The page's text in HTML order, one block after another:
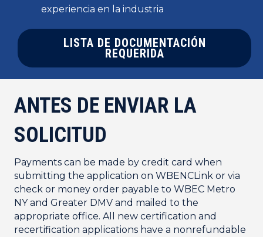
experiencia en la industria
LISTA DE DOCUMENTACIÓN
REQUERIDA
ANTES DE ENVIAR LA
SOLICITUD
Payments can be made by credit card when
submitting the application on WBENCLink or via
check or money order payable to WBEC Metro
NY and Greater DMV and mailed to the
appropriate office. All new certification and
recertification applications have a nonrefundable